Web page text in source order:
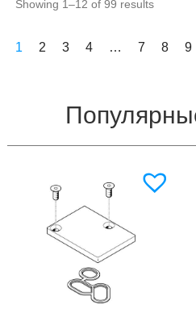
Showing 1–12 of 99 results
1 2 3 4 … 7 8 9